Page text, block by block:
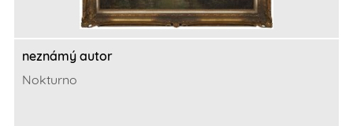
neznámý autor
Nokturno